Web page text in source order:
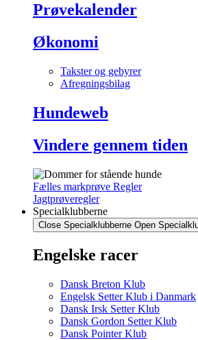
Prøvekalender
Økonomi
Takster og gebyrer
Afregningsbilag
Hundeweb
Vindere gennem tiden
Fælles markprøve Regler
Jagtprøveregler
Specialklubberne
Close Specialklubberne Open
Engelske racer
Dansk Breton Klub
Engelsk Setter Klub i Danmark
Dansk Irsk Setter Klub
Dansk Gordon Setter Klub
Dansk Pointer Klub